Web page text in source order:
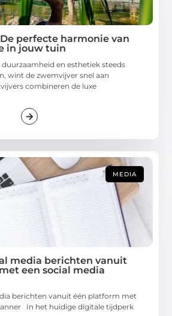
perfecte harmonie van
in jouw tuin
en esthetiek steeds
wint de zwemvijver snel aan
combineren de luxe
MEDIA
media berichten vanuit
een social media
berichten vanuit één platform met
In het huidige digitale tijdperk